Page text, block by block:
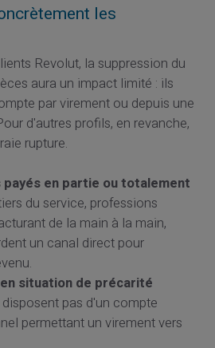
les
Revolut, la suppression du
aura un impact limité : ils
par virement ou depuis une
d'autres profils, en revanche,
rupture.
en partie ou totalement
du service, professions
de la main à la main,
un canal direct pour
situation de précarité
disposent pas d'un compte
permettant un virement vers